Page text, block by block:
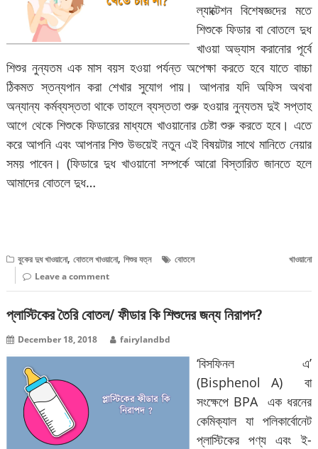
ল্যাক্টেশন বিশেষজ্ঞদের মতে
শিশুকে ফিডার বা বোতলে দুধ
খাওয়া অভ্যাস করানোর পূর্বে
শিশুর নুন্যতম এক মাস বয়স হওয়া পর্যন্ত অপেক্ষা করতে হবে যাতে বাচ্চা
ঠিকমত স্তন্যপান করা শেখার সুযোগ পায়। আপনার যদি অফিস অথবা
অন্যান্য কর্মব্যস্ততা থাকে তাহলে ব্যস্ততা শুরু হওয়ার নুন্যতম দুই সপ্তাহ
আগে থেকে শিশুকে ফিডারের মাধ্যমে খাওয়ানোর চেষ্টা শুরু করতে হবে। এতে
করে আপনি এবং আপনার শিশু উভয়েই নতুন এই বিষয়টার সাথে মানিতে নেয়ার
সময় পাবেন। (ফিডারে দুধ খাওয়ানো সম্পর্কে আরো বিস্তারিত জানতে হলে
আমাদের বোতলে দুধ…
বুকের দুধ খাওয়ানো,বোতলে খাওয়ানো,শিশুর যত্ন
বোতলে খাওয়ানো
Leave a comment
প্লাস্টিকের তৈরি বোতল/ ফীডার কি শিশুদের জন্য নিরাপদ?
December 18, 2018 fairylandbd
‘বিসফিনল এ’
(Bisphenol A) বা
সংক্ষেপে BPA এক ধরনের
কেমিক্যাল যা পলিকার্বোনেট
প্লাস্টিকের পণ্য এবং ই-